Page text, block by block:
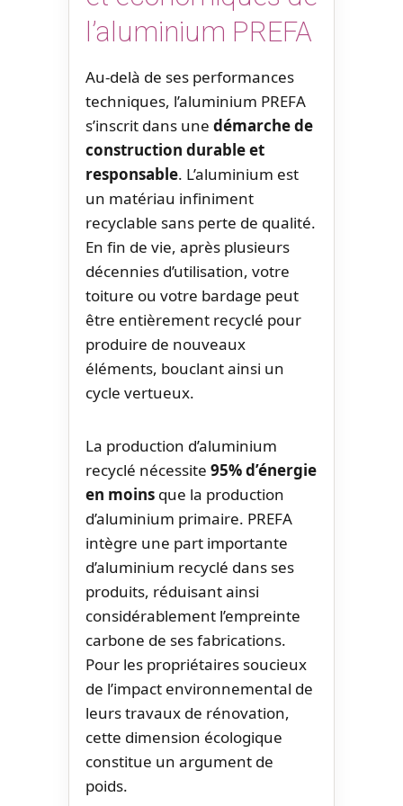
l’aluminium PREFA
Au-delà de ses performances
techniques, l’aluminium PREFA
s’inscrit dans une démarche de
construction durable et
responsable. L’aluminium est
un matériau infiniment
recyclable sans perte de qualité.
En fin de vie, après plusieurs
décennies d’utilisation, votre
toiture ou votre bardage peut
être entièrement recyclé pour
produire de nouveaux
éléments, bouclant ainsi un
cycle vertueux.
La production d’aluminium
recyclé nécessite 95% d’énergie
en moins que la production
d’aluminium primaire. PREFA
intègre une part importante
d’aluminium recyclé dans ses
produits, réduisant ainsi
considérablement l’empreinte
carbone de ses fabrications.
Pour les propriétaires soucieux
de l’impact environnemental de
leurs travaux de rénovation,
cette dimension écologique
constitue un argument de
poids.